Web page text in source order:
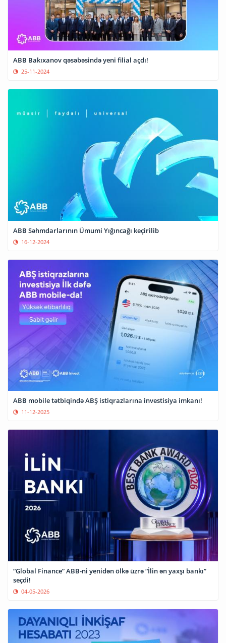
ABB Bakıxanov qəsəbəsində yeni filial açdı!
25-11-2024
ABB Səhmdarlarının Ümumi Yığıncağı keçirilib
16-12-2024
ABB mobile tətbiqində ABŞ istiqrazlarına investisiya imkanı!
11-12-2025
“Global Finance” ABB-ni yenidən ölkə üzrə “İlin ən yaxşı bankı”
seçdi!
04-05-2026